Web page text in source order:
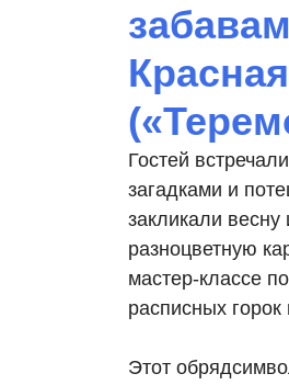
Гостей
загадками и
закликали
разноцветную
мастер-классе
расписных
Этот